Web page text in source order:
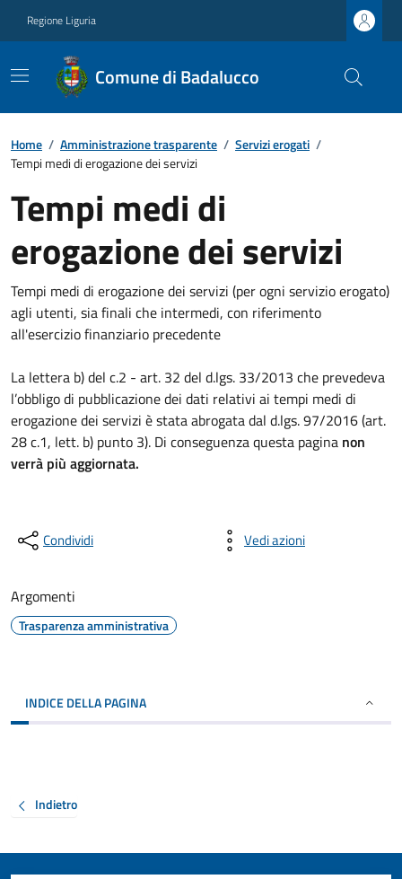
Regione Liguria
Comune di Badalucco
Home / Amministrazione trasparente / Servizi erogati /
Tempi medi di erogazione dei servizi
Tempi medi di
erogazione dei servizi
Tempi medi di erogazione dei servizi (per ogni servizio erogato)
agli utenti, sia finali che intermedi, con riferimento
all'esercizio finanziario precedente
La lettera b) del c.2 - art. 32 del d.lgs. 33/2013 che prevedeva
l’obbligo di pubblicazione dei dati relativi ai tempi medi di
erogazione dei servizi è stata abrogata dal d.lgs. 97/2016 (art.
28 c.1, lett. b) punto 3). Di conseguenza questa pagina non
verrà più aggiornata.
Condividi Vedi azioni
Argomenti
Trasparenza amministrativa
INDICE DELLA PAGINA
Indietro